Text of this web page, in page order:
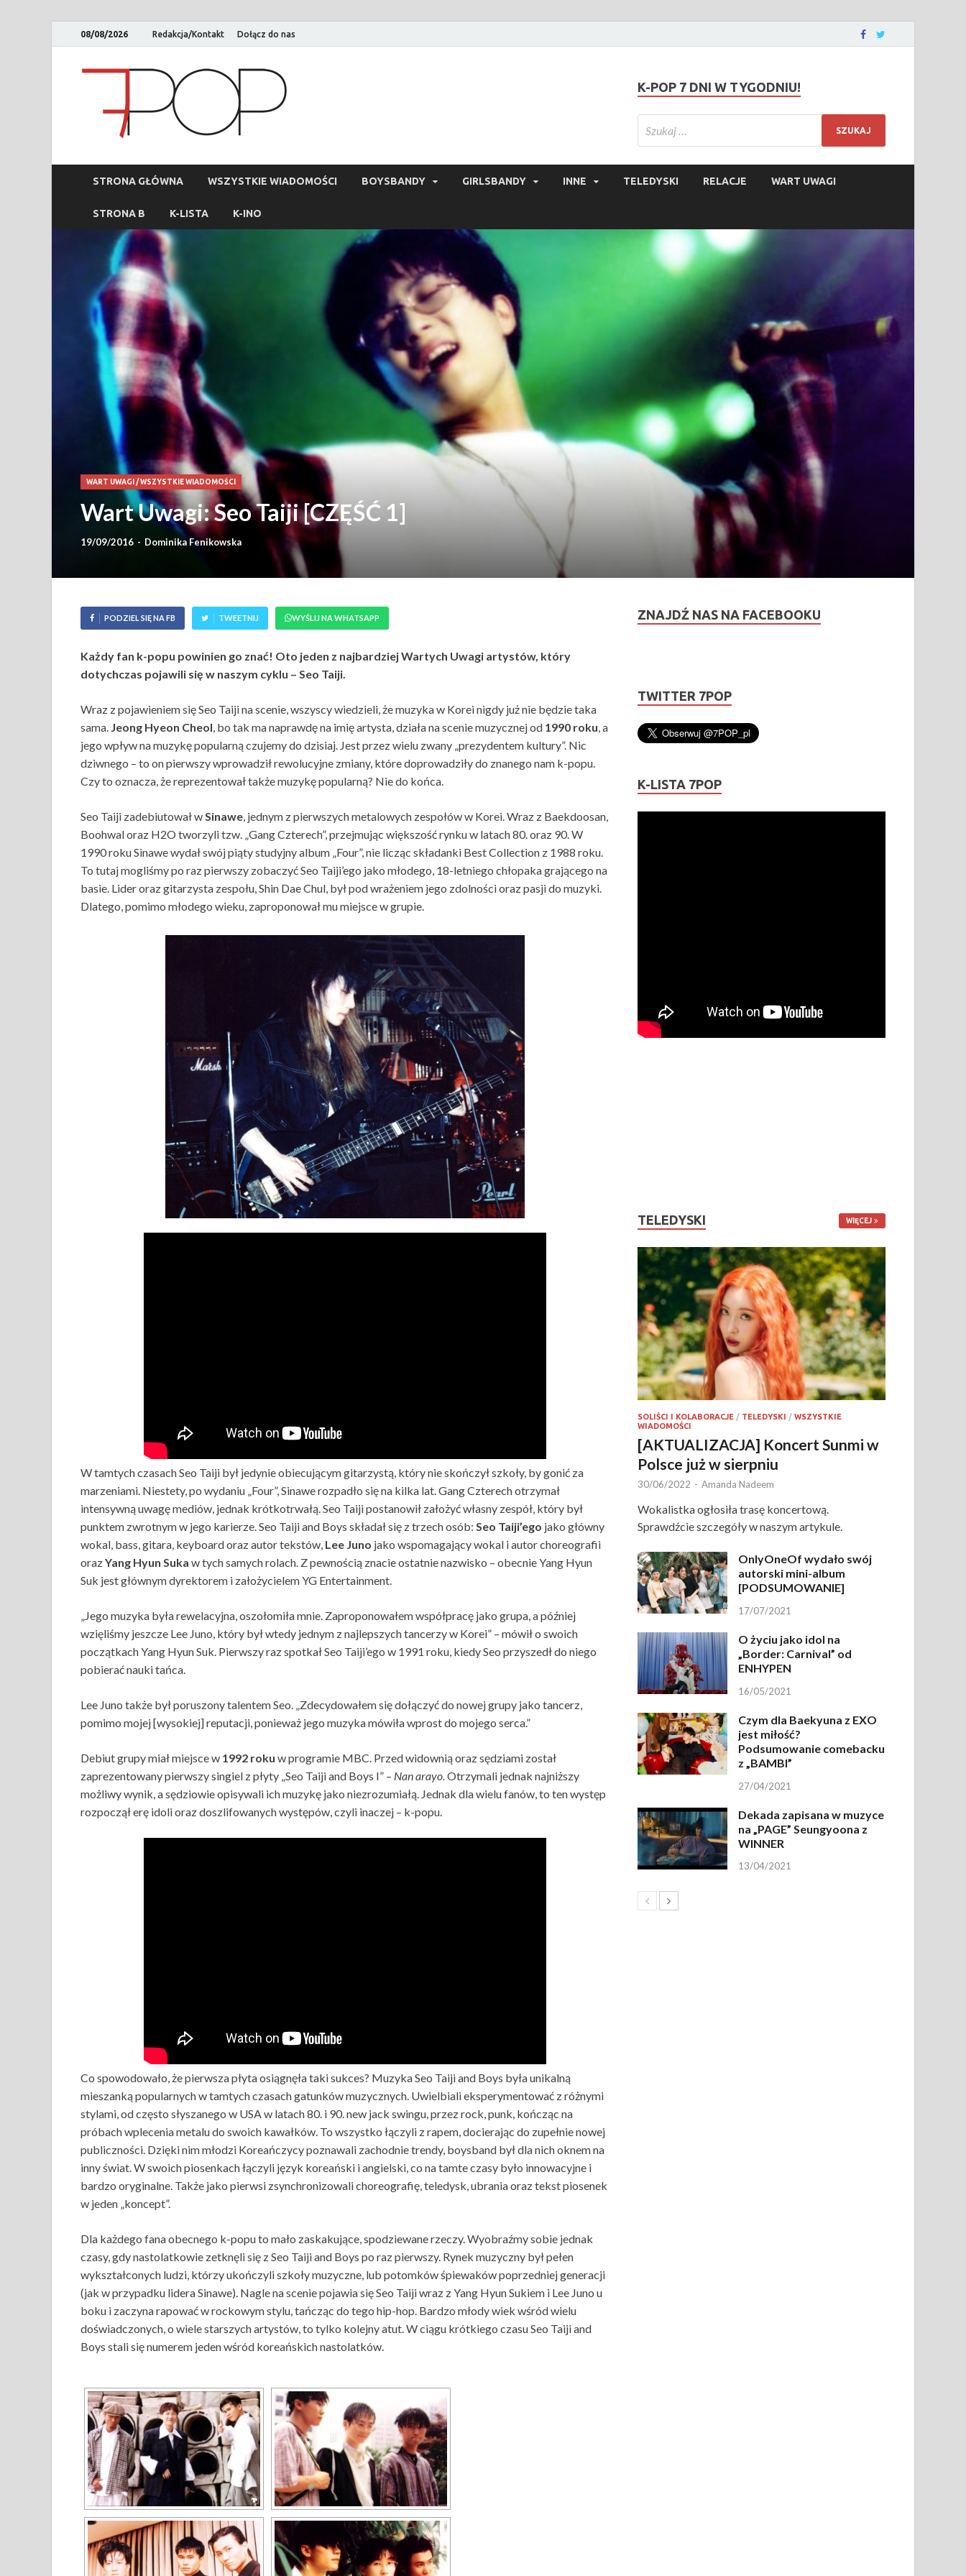
08/08/2026 Redakcja/Kontakt Dołącz do nas
K-POP 7 DNI W TYGODNIU!
STRONA GŁÓWNA WSZYSTKIE WIADOMOŚCI BOYSBANDY GIRLSBANDY INNE TELEDYSKI RELACJE WART UWAGI
STRONA B K-LISTA K-INO
WART UWAGI /WSZYSTKIE WIADOMOŚCI
Wart Uwagi: Seo Taiji [CZĘŚĆ 1]
19/09/2016 - Dominika Fenikowska
PODZIEL SIĘ NA FB TWEETNIJ WYŚLIJ NA WHATSAPP
Każdy fan k-popu powinien go znać! Oto jeden z najbardziej Wartych Uwagi artystów, który
dotychczas pojawili się w naszym cyklu – Seo Taiji.
Wraz z pojawieniem się Seo Taiji na scenie, wszyscy wiedzieli, że muzyka w Korei nigdy już nie będzie taka
sama. Jeong Hyeon Cheol, bo tak ma naprawdę na imię artysta, działa na scenie muzycznej od 1990 roku, a
jego wpływ na muzykę popularną czujemy do dzisiaj. Jest przez wielu zwany „prezydentem kultury”. Nic
dziwnego – to on pierwszy wprowadził rewolucyjne zmiany, które doprowadziły do znanego nam k-popu.
Czy to oznacza, że reprezentował także muzykę popularną? Nie do końca.
Seo Taiji zadebiutował wSinawe, jednym z pierwszych metalowych zespołów w Korei. Wraz z Baekdoosan,
Boohwal oraz H2O tworzyli tzw. „Gang Czterech”, przejmując większość rynku w latach 80. oraz 90. W
1990 roku Sinawe wydał swój piąty studyjny album „Four”, nie licząc składanki Best Collection z 1988 roku.
To tutaj mogliśmy po raz pierwszy zobaczyć Seo Taiji’ego jako młodego, 18-letniego chłopaka grającego na
basie. Lider oraz gitarzysta zespołu, Shin Dae Chul, był pod wrażeniem jego zdolności oraz pasji do muzyki.
Dlatego, pomimo młodego wieku, zaproponował mu miejsce w grupie.
W tamtych czasach Seo Taiji był jedynie obiecującym gitarzystą, który nie skończył szkoły, by gonić za
marzeniami. Niestety, po wydaniu „Four”, Sinawe rozpadło się na kilka lat. Gang Czterech otrzymał
intensywną uwagę mediów, jednak krótkotrwałą. Seo Taiji postanowił założyć własny zespół, który był
punktem zwrotnym w jego karierze. Seo Taiji and Boys składał się z trzech osób: Seo Taiji’ego jako główny
wokal, bass, gitara, keyboard oraz autor tekstów, Lee Juno jako wspomagający wokal i autor choreografii
orazYang Hyun Suka w tych samych rolach. Z pewnością znacie ostatnie nazwisko – obecnie Yang Hyun
Suk jest głównym dyrektorem i założycielem YG Entertainment.
„Jego muzyka była rewelacyjna, oszołomiła mnie. Zaproponowałem współpracę jako grupa, a później
wzięliśmy jeszcze Lee Juno, który był wtedy jednym z najlepszych tancerzy w Korei” – mówił o swoich
początkach Yang Hyun Suk. Pierwszy raz spotkał Seo Taiji’ego w 1991 roku, kiedy Seo przyszedł do niego
pobierać nauki tańca.
Lee Juno także był poruszony talentem Seo. „Zdecydowałem się dołączyć do nowej grupy jako tancerz,
pomimo mojej [wysokiej] reputacji, ponieważ jego muzyka mówiła wprost do mojego serca.”
Debiut grupy miał miejsce w 1992 roku w programie MBC. Przed widownią oraz sędziami został
zaprezentowany pierwszy singiel z płyty „Seo Taiji and Boys I” – Nan arayo.Otrzymali jednak najniższy
możliwy wynik, a sędziowie opisywali ich muzykę jako niezrozumiałą. Jednak dla wielu fanów, to ten występ
rozpoczął erę idoli oraz doszlifowanych występów, czyli inaczej – k-popu.
Co spowodowało, że pierwsza płyta osiągnęła taki sukces? Muzyka Seo Taiji and Boys była unikalną
mieszanką popularnych w tamtych czasach gatunków muzycznych. Uwielbiali eksperymentować z różnymi
stylami, od często słyszanego w USA w latach 80. i 90. new jack swingu, przez rock, punk, kończąc na
próbach wplecenia metalu do swoich kawałków. To wszystko łączyli z rapem, docierając do zupełnie nowej
publiczności. Dzięki nim młodzi Koreańczycy poznawali zachodnie trendy, boysband był dla nich oknem na
inny świat. W swoich piosenkach łączyli język koreański i angielski, co na tamte czasy było innowacyjne i
bardzo oryginalne. Także jako pierwsi zsynchronizowali choreografię, teledysk, ubrania oraz tekst piosenek
w jeden „koncept”.
Dla każdego fana obecnego k-popu to mało zaskakujące, spodziewane rzeczy. Wyobraźmy sobie jednak
czasy, gdy nastolatkowie zetknęli się z Seo Taiji and Boys po raz pierwszy. Rynek muzyczny był pełen
wykształconych ludzi, którzy ukończyli szkoły muzyczne, lub potomków śpiewaków poprzedniej generacji
(jak w przypadku lidera Sinawe). Nagle na scenie pojawia się Seo Taiji wraz z Yang Hyun Sukiem i Lee Juno u
boku i zaczyna rapować w rockowym stylu, tańcząc do tego hip-hop. Bardzo młody wiek wśród wielu
doświadczonych, o wiele starszych artystów, to tylko kolejny atut. W ciągu krótkiego czasu Seo Taiji and
Boys stali się numerem jeden wśród koreańskich nastolatków.
ZNAJDŹ NAS NA FACEBOOKU
TWITTER 7POP
K-LISTA 7POP
TELEDYSKI WIĘCEJ
SOLIŚCI I KOLABORACJE / TELEDYSKI /WSZYSTKIE
WIADOMOŚCI
[AKTUALIZACJA] Koncert Sunmi w
Polsce już w sierpniu
30/06/2022 - Amanda Nadeem
Wokalistka ogłosiła trasę koncertową.
Sprawdźcie szczegóły w naszym artykule.
OnlyOneOf wydało swój
autorski mini-album
[PODSUMOWANIE]
17/07/2021
O życiu jako idol na
„Border: Carnival” od
ENHYPEN
16/05/2021
Czym dla Baekyuna z EXO
jest miłość?
Podsumowanie comebacku
z „BAMBI”
27/04/2021
Dekada zapisana w muzyce
na „PAGE” Seungyoona z
WINNER
13/04/2021